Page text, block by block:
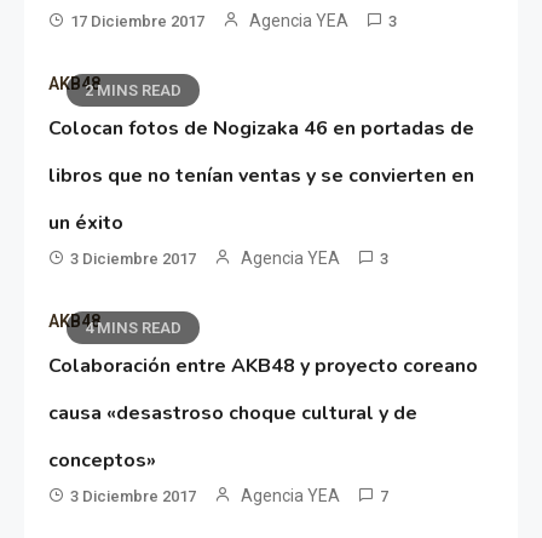
17 Diciembre 2017 Agencia YEA 3
2 MINS READ
AKB48
Colocan fotos de Nogizaka 46 en portadas de
libros que no tenían ventas y se convierten en
un éxito
3 Diciembre 2017 Agencia YEA 3
4 MINS READ
AKB48
Colaboración entre AKB48 y proyecto coreano
causa «desastroso choque cultural y de
conceptos»
3 Diciembre 2017 Agencia YEA 7